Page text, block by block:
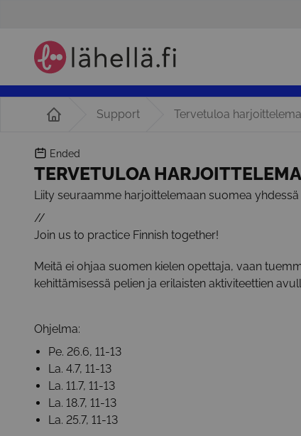
Support Tervetuloa
Ended
TERVETULOA
Liity seuraamme harjoittelemaan suomea
//
Join us to practice Finnish together!
Meitä ei ohjaa suomen kielen opettaja, vaan
kehittämisessä pelien ja erilaisten aktiviteettien
Ohjelma:
Pe. 26.6, 11-13
La. 4.7, 11-13
La. 11.7, 11-13
La. 18.7, 11-13
La. 25.7, 11-13